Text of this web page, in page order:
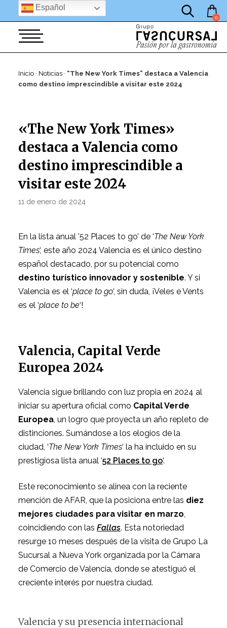
contenido
0
Inicio · Noticias · “The New York Times” destaca a Valencia
como destino imprescindible a visitar este 2024
«The New York Times»
destaca a Valencia como
destino imprescindible a
visitar este 2024
PUBLICADO
11 de enero de 2024
En la lista anual ’52 Places to go’ de ‘The New York
Times‘, este año 2024 Valencia es el único destino
español destacado, por su potencial como
destino turístico innovador y sostenible. Y si
Valencia es el ‘place to go‘, sin duda, ¡Veles e Vents
es el ‘place to be‘!
Valencia, Capital Verde
Europea 2024
Valencia sigue brillando con luz propia en 2024 al
iniciar su apertura oficial como Capital Verde
Europea , un logro que proyecta un año repleto de
distinciones. Sumándose a los elogios de la
ciudad, ‘The New York Times‘ la ha incluido en su
prestigiosa lista anual ‘52 Places to go‘.
Este reconocimiento se alinea con la reciente
mención de AFAR, que la posiciona entre las diez
mejores ciudades para visitar en marzo
coincidiendo con las Fallas. Esta notoriedad
resurge 10 meses después de la visita de Grupo La
Sucursal a Nueva York organizada por la Cámara
de Comercio de Valencia, donde se atestiguó el
creciente interés por nuestra ciudad.
Valencia y su presencia internacional
Español